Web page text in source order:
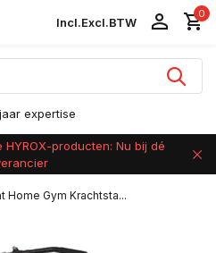
Incl.Excl.BTW
0
expertise
HYROX-producten: Nu bij dé
Home Gym Krachtsta...